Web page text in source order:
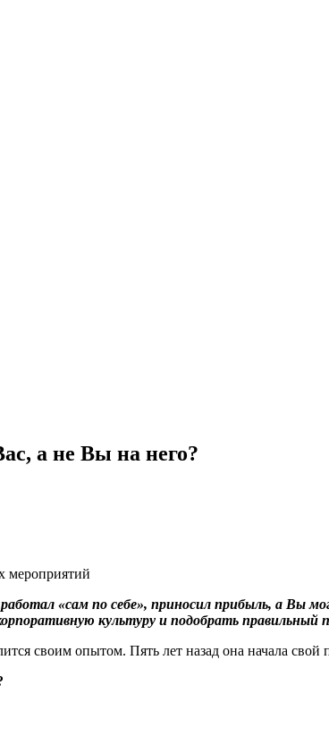
а не Вы на него?
мероприятий
«сам по себе», приносил прибыль, а Вы
культуру и подобрать правильный
своим опытом. Пять лет назад она начала